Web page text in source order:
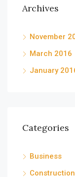
Archives
November
March 2016
January
Categories
Business
Construction